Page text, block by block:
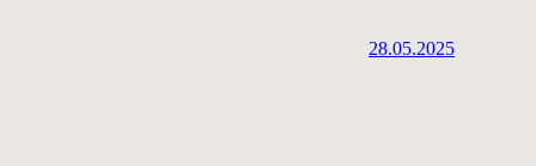
28.05.2025